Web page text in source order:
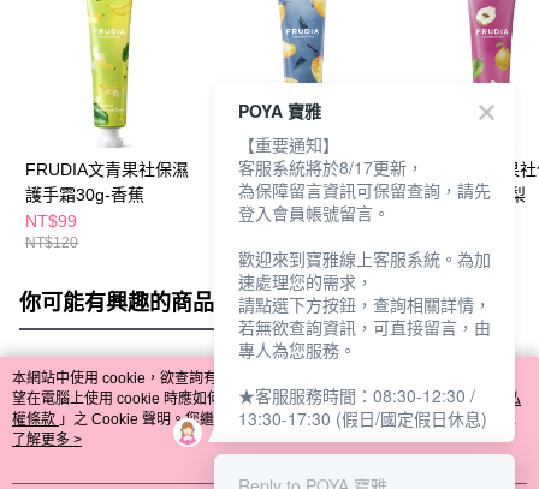
FRUDIA文青果社保濕
護手霜30g-香蕉
NT$99
NT$120
FRUDIA文青果社保濕
護手霜30g-芒果
NT$99
FRUDIA文青果
護手霜30g-木梨
你可能有興趣的商品 全站排行
熱門標籤
本網站中使用 cookie，欲查詢有關本網站使用 cookie 方式之詳情，及若您不希
望在電腦上使用 cookie 時應如何變更電腦的 cookie 設定，請參閱本網站「
隱私
權條款 」之 Cookie 聲明。您繼續使用本網站即表示您同意本公司得按本網站使
用條款之 Cookie 聲明使用 cookie。
了解更多 >
POYA 寶雅
【重要通知】
客服系統將於8/17更新，
為保障留言資訊可保留查詢，請先
登入會員帳號留言。
歡迎來到寶雅線上客服系統。為加
速處理您的需求，
請點選下方按鈕，查詢相關詳情，
若無欲查詢資訊，可直接留言，由
專人為您服務。
★客服服務時間：08:30-12:30 /
13:30-17:30 (假日/國定假日休息)